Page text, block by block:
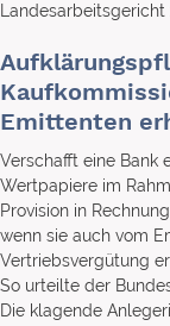
Emittenten
Verschafft eine Bank
Wertpapiere im
Provision in
wenn sie auch vom
Vertriebsvergütung
So urteilte der
Die klagende